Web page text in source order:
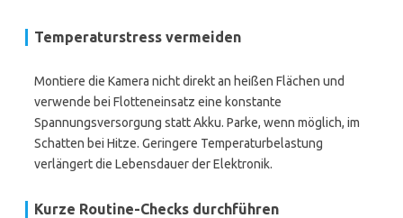
Temperaturstress vermeiden
Montiere die Kamera nicht direkt an heißen Flächen und
verwende bei Flotteneinsatz eine konstante
Spannungsversorgung statt Akku. Parke, wenn möglich, im
Schatten bei Hitze. Geringere Temperaturbelastung
verlängert die Lebensdauer der Elektronik.
Kurze Routine-Checks durchführen